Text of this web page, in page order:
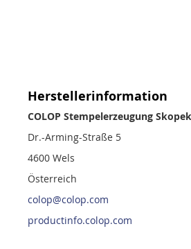
Herstellerinformation
COLOP Stempelerzeugung
Dr.-Arming-Straße 5
4600 Wels
Österreich
colop@colop.com
productinfo.colop.com